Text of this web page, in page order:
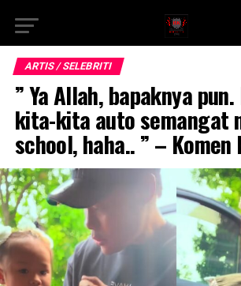
ARTIS / SELEBRITI
” Ya Allah, bapaknya
kita-kita auto semangat
school, haha.. ” – Komen